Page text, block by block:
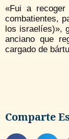
«Fui a
combatientes,
los israelíes)»,
anciano que
cargado de
Comparte